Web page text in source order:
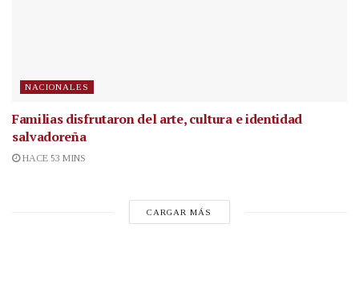
NACIONALES
Familias disfrutaron del arte, cultura e identidad
salvadoreña
HACE 53 MINS
CARGAR MÁS